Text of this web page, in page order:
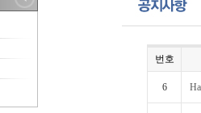
번호
6